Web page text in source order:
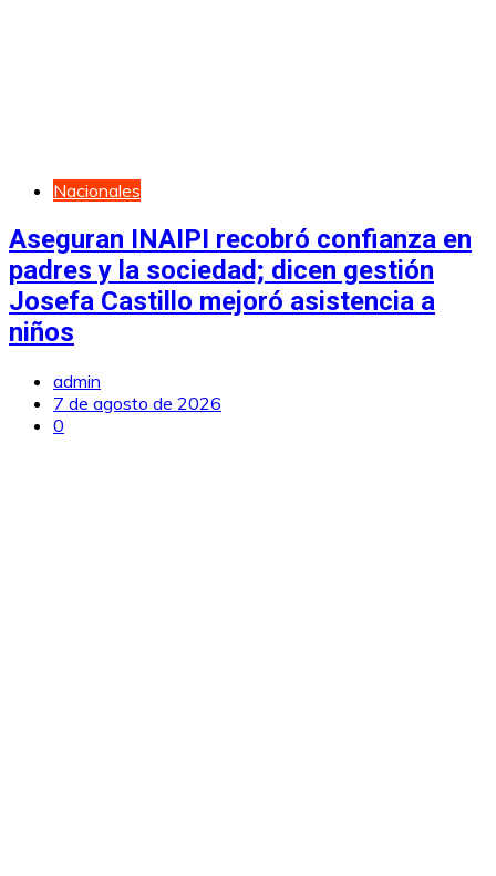
Nacionales
Aseguran INAIPI recobró confianza en
padres y la sociedad; dicen gestión
Josefa Castillo mejoró asistencia a
niños
admin
7 de agosto de 2026
0